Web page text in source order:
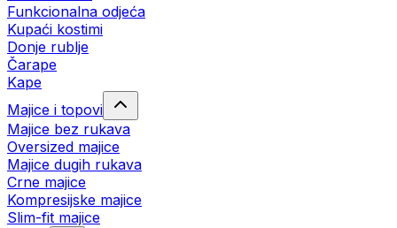
Funkcionalna odjeća
Kupaći kostimi
Donje rublje
Čarape
Kape
Majice i topovi
Majice bez rukava
Oversized majice
Majice dugih rukava
Crne majice
Kompresijske majice
Slim-fit majice